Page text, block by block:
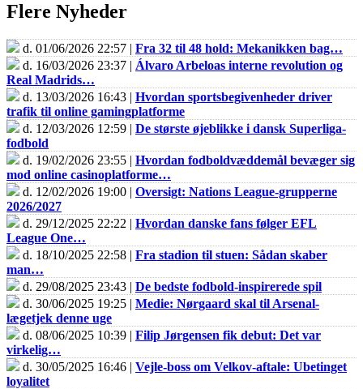
Flere Nyheder
d. 01/06/2026 22:57 | Fra 32 til 48 hold: Mekanikken bag…
d. 16/03/2026 23:37 | Álvaro Arbeloas interne revolution og
Real Madrids…
d. 13/03/2026 16:43 | Hvordan sportsbegivenheder driver
trafik til online gamingplatforme
d. 12/03/2026 12:59 | De største øjeblikke i dansk Superliga-
fodbold
d. 19/02/2026 23:55 | Hvordan fodboldvæddemål bevæger sig
mod online casinoplatforme…
d. 12/02/2026 19:00 | Oversigt: Nations League-grupperne
2026/2027
d. 29/12/2025 22:22 | Hvordan danske fans følger EFL
League One…
d. 18/10/2025 22:58 | Fra stadion til stuen: Sådan skaber
man…
d. 29/08/2025 23:43 | De bedste fodbold-inspirerede spil
d. 30/06/2025 19:25 | Medie: Nørgaard skal til Arsenal-
lægetjek denne uge
d. 08/06/2025 10:39 | Filip Jørgensen fik debut: Det var
virkelig…
d. 30/05/2025 16:46 | Vejle-boss om Velkov-aftale: Ubetinget
loyalitet